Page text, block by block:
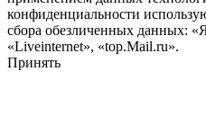
конфиденциальности
сбора обезличенных данных:
«Liveinternet», «top.Mail.ru».
Принять